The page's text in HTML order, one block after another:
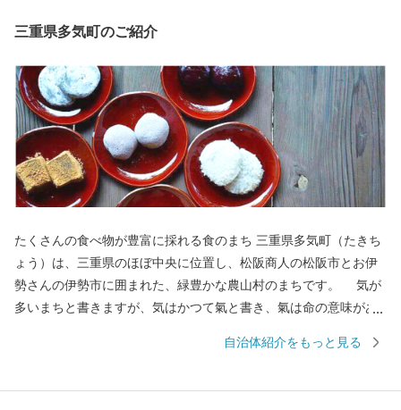
三重県多気町のご紹介
たくさんの食べ物が豊富に採れる食のまち 三重県多気町（たきち
ょう）は、三重県のほぼ中央に位置し、松阪商人の松阪市とお伊
勢さんの伊勢市に囲まれた、緑豊かな農山村のまちです。 気が
多いまちと書きますが、気はかつて氣と書き、氣は命の意味があ
から、たくさんの食べ物が採れる場所という意味があります。
自治体紹介をもっと見る